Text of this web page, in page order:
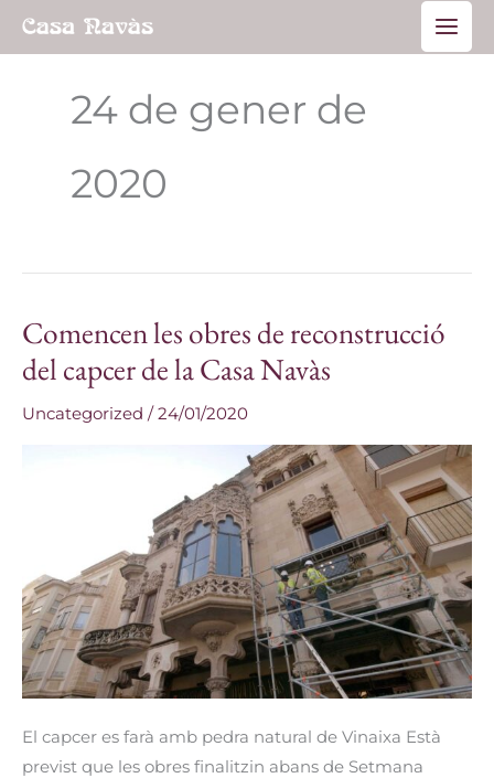
Main
24 de gener de
2020
Comencen les obres de reconstrucció
del capcer de la Casa Navàs
Uncategorized /24/01/2020
El capcer es farà amb pedra natural de Vinaixa Està
previst que les obres finalitzin abans de Setmana
Comencen
les
obres
de
Casa
Navàs